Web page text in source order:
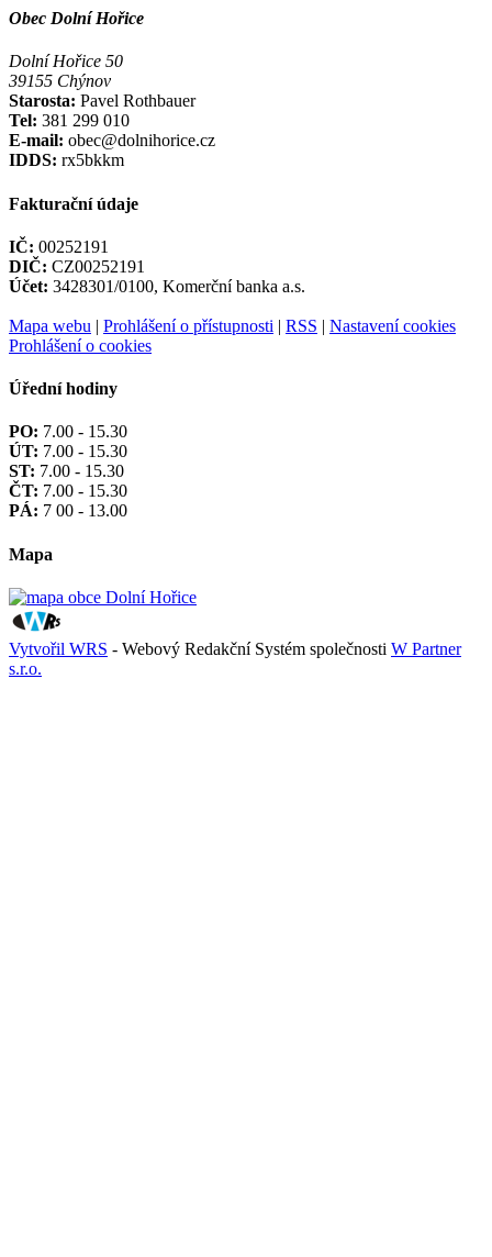
Obec Dolní Hořice
Dolní Hořice 50
39155 Chýnov
Starosta: Pavel Rothbauer
Tel: 381 299 010
E-mail: obec@dolnihorice.cz
IDDS: rx5bkkm
Fakturační údaje
IČ: 00252191
DIČ: CZ00252191
Účet: 3428301/0100, Komerční banka a.s.
Mapa webu | Prohlášení o přístupnosti | RSS | Nastavení cookies
Prohlášení o cookies
Úřední hodiny
PO: 7.00 - 15.30
ÚT: 7.00 - 15.30
ST: 7.00 - 15.30
ČT: 7.00 - 15.30
PÁ: 7 00 - 13.00
Mapa
Vytvořil WRS - Webový Redakční Systém společnosti W Partner
s.r.o.